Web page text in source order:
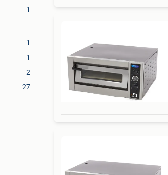
1
1
1
2
27